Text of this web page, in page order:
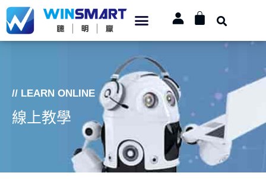
// LEARN ONLINE
線上教學